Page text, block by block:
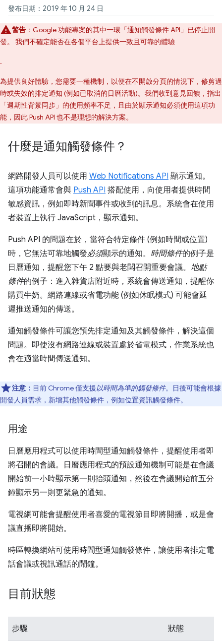
發布日期：2019 年 10 月 24 日
警告 ：Google功能專案的其中一環「通知觸發條件 API」已停止開
發。 我們不確定能否在各個平台上提供一致且可靠的體驗
.
為提供良好體驗，您需要一種機制，以便在不開啟分頁的情況下，修剪過
時或失效的排定通知 (例如已取消的日曆活動)。我們收到意見回饋，指出
「週期性背景同步」 的使用頻率不足，且由於顯示通知必須使用這項功
能，因此 Push API 也不是理想的解決方案。
什麼是通知觸發條件？
網路開發人員可以使用 Web Notifications API 顯示通知。
這項功能通常會與 Push API 搭配使用，向使用者提供時間
敏感資訊，例如即時新聞事件或收到的訊息。系統會在使用
者裝置上執行 JavaScript，顯示通知。
Push API 的問題在於，當符合特定條件 (例如時間或位置)
時，它無法可靠地觸發必須顯示的通知。 時間條件的例子是
日曆通知，提醒您下午 2 點要與老闆召開重要會議。 地點
條件的例子：進入雜貨店附近時，系統會傳送通知，提醒你
購買牛奶。網路連線或省電功能 (例如休眠模式) 可能會延
遲推送通知的傳送。
通知觸發條件可讓您預先排定通知及其觸發條件，解決這個
問題。即使沒有網路連線或裝置處於省電模式，作業系統也
會在適當時間傳送通知。
注意： 目前 Chrome 僅支援以時間為準的觸發條件。日後可能會根據
開發人員需求，新增其他觸發條件，例如位置資訊觸發條件。
用途
日曆應用程式可以使用時間型通知觸發條件，提醒使用者即
將召開的會議。日曆應用程式的預設通知機制可能是在會議
開始前一小時顯示第一則抬頭通知，然後在會議開始前五分
鐘顯示另一則更緊急的通知。
電視網可能會提醒使用者喜愛的電視節目即將開播，或是會
議直播即將開始。
時區轉換網站可使用時間型通知觸發條件，讓使用者排定電
話會議或視訊通話的鬧鐘。
目前狀態
步驟 狀態